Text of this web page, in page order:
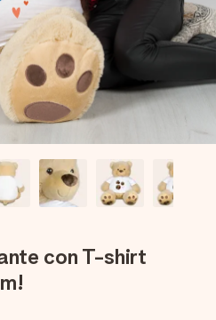
che tocchi il cuore. Nessuna
per il momento perfetto.
con T-shirt